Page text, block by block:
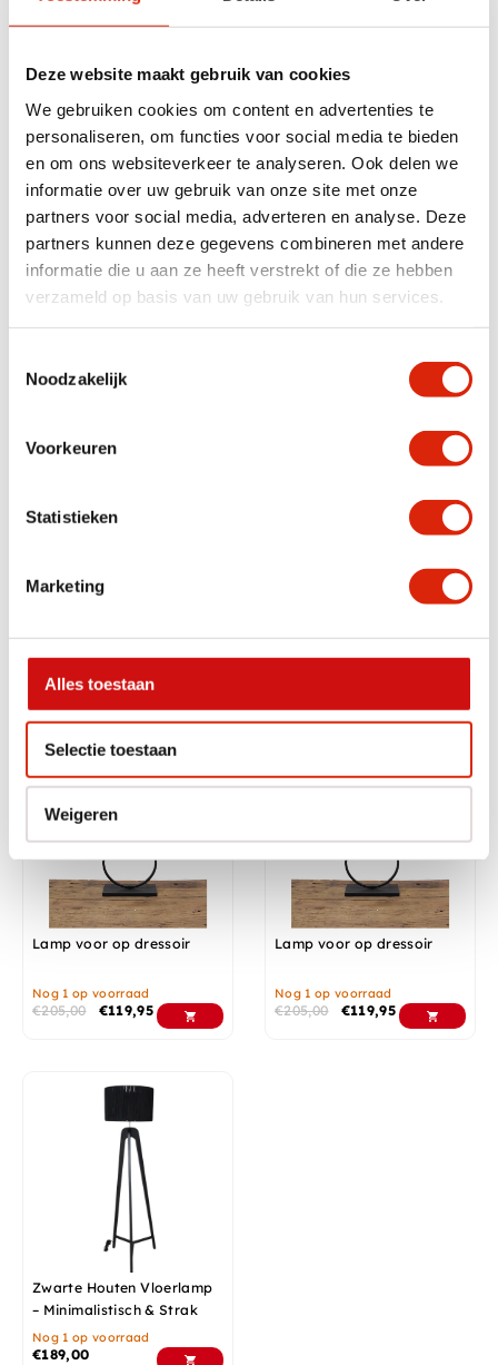
Deze website maakt gebruik van cookies
We gebruiken cookies om content en advertenties te
personaliseren, om functies voor social media te bieden
en om ons websiteverkeer te analyseren. Ook delen we
informatie over uw gebruik van onze site met onze
partners voor social media, adverteren en analyse. Deze
partners kunnen deze gegevens combineren met andere
informatie die u aan ze heeft verstrekt of die ze hebben
verzameld op basis van uw gebruik van hun services.
Noodzakelijk
Voorkeuren
Statistieken
Marketing
Alles toestaan
Selectie toestaan
Weigeren
sale
Nog 1 op voorraad Nog 2 op voorraad
Hanglamp mesh round
sale
Lamp voor op dressoir
Nog 1 op voorraad
€205,00 €119,95
Lamp voor op dressoir
Nog 1 op voorraad
€205,00 €119,95
Zwarte Houten Vloerlamp
– Minimalistisch & Strak
Nog 1 op voorraad
€189,00